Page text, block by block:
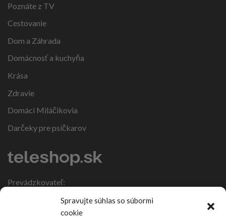
Spravujte súhlas so súbormi
cookie
Poznáte z TV
Cestovanie
Dom a Záhrada
Domácnosť a kuchyňa
Krása
Zdravie
Domáci Miláčikovia
Darčeky pre psíčkarov
Prevádzkovateľ:
DIČ: 1086270988